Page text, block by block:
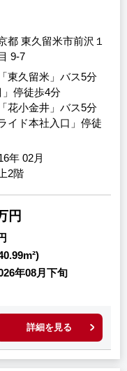
都 東久留米市前沢１
9-7
年 02月
東久留米」バス5分
」停徒歩4分
花小金井」バス5分
イド本社入口」停徒
2階
円
年08月下旬
詳細を見る